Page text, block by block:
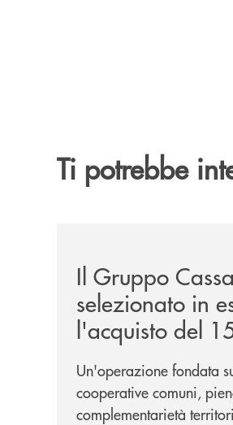
Ti potrebbe
Il Gruppo
selezionato in
l'acquisto del
Cambiano 1884
Un'operazione fondata
cooperative comuni,
complementarietà